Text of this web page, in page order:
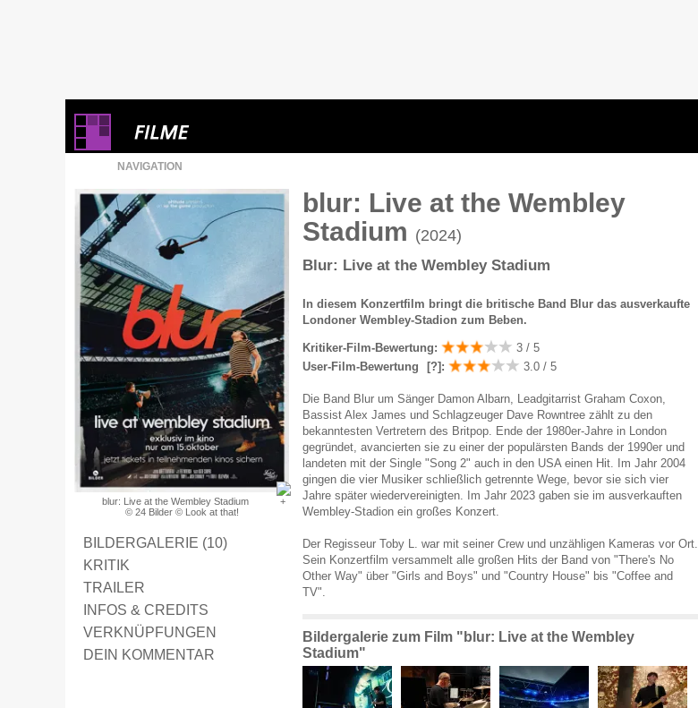
NAVIGATION
blur: Live at the Wembley Stadium
© 24 Bilder © Look at that!
BILDERGALERIE (10)
KRITIK
TRAILER
INFOS & CREDITS
VERKNÜPFUNGEN
DEIN KOMMENTAR
blur: Live at the Wembley
Stadium (2024)
Blur: Live at the Wembley Stadium
In diesem Konzertfilm bringt die britische Band Blur das ausverkaufte
Londoner Wembley-Stadion zum Beben.
Kritiker-Film-Bewertung:
3 / 5
User-Film-Bewertung
[?] : 3.0 / 5
Die Band Blur um Sänger Damon Albarn, Leadgitarrist Graham Coxon,
Bassist Alex James und Schlagzeuger Dave Rowntree zählt zu den
bekanntesten Vertretern des Britpop. Ende der 1980er-Jahre in London
gegründet, avancierten sie zu einer der populärsten Bands der 1990er und
landeten mit der Single "Song 2" auch in den USA einen Hit. Im Jahr 2004
gingen die vier Musiker schließlich getrennte Wege, bevor sie sich vier
Jahre später wiedervereinigten. Im Jahr 2023 gaben sie im ausverkauften
Wembley-Stadion ein großes Konzert.
Der Regisseur Toby L. war mit seiner Crew und unzähligen Kameras vor Ort.
Sein Konzertfilm versammelt alle großen Hits der Band von "There's No
Other Way" über "Girls and Boys" und "Country House" bis "Coffee and
TV".
Bildergalerie zum Film "blur: Live at the Wembley
Stadium"